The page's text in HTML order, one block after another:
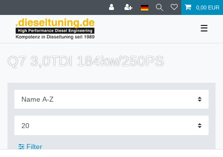
0,00 EUR
☰
Q7 3,0TDI 184kw/250PS
Filter